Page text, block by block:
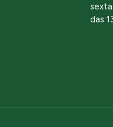
das